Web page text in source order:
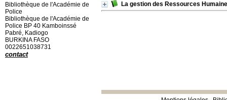
La gestion des Ressources
Droit Penal [2]
Gestion des ressources
humaines[6]
Police Judiciare
Sécurité[3]
Bibliothèque de l'Académie de
Police
Bibliothèque de l'Académie de
Police BP 40 Kamboinssé
Pabré, Kadiogo
BURKINA FASO
0022651038731
contact